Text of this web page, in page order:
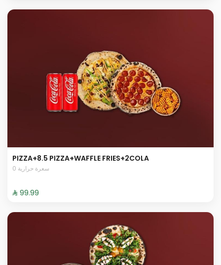
PIZZA+8.5 PIZZA+WAFFLE FRIES+2COLA
0 سعرة حرارية
⁨⁦‪‬ 99.99⁩